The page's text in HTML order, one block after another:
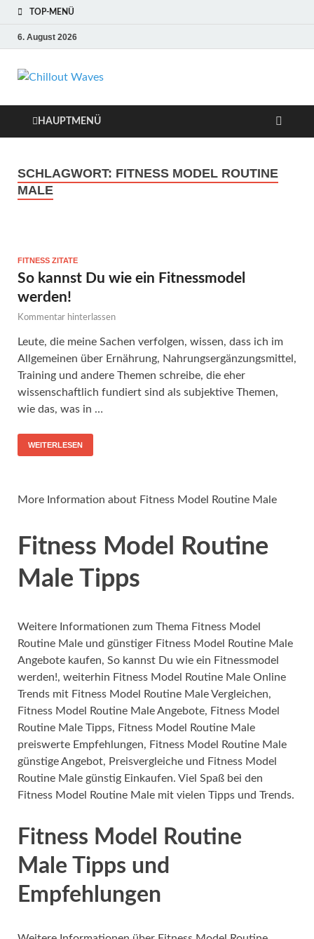
TOP-MENÜ
6. August 2026
Chillout Waves
Relaxing Music
Ferienwohnungen zum Verlieben!
HAUPTMENÜ
SCHLAGWORT: FITNESS MODEL ROUTINE
MALE
FITNESS ZITATE
So kannst Du wie ein Fitnessmodel
werden!
Kommentar hinterlassen
Leute, die meine Sachen verfolgen, wissen, dass ich im
Allgemeinen über Ernährung, Nahrungsergänzungsmittel,
Training und andere Themen schreibe, die eher
wissenschaftlich fundiert sind als subjektive Themen,
wie das, was in …
WEITERLESEN
More Information about Fitness Model Routine Male
Fitness Model Routine
Male Tipps
Weitere Informationen zum Thema Fitness Model
Routine Male und günstiger Fitness Model Routine Male
Angebote kaufen, So kannst Du wie ein Fitnessmodel
werden!, weiterhin Fitness Model Routine Male Online
Trends mit Fitness Model Routine Male Vergleichen,
Fitness Model Routine Male Angebote, Fitness Model
Routine Male Tipps, Fitness Model Routine Male
preiswerte Empfehlungen, Fitness Model Routine Male
günstige Angebot, Preisvergleiche und Fitness Model
Routine Male günstig Einkaufen. Viel Spaß bei den
Fitness Model Routine Male mit vielen Tipps und Trends.
Fitness Model Routine
Male Tipps und
Empfehlungen